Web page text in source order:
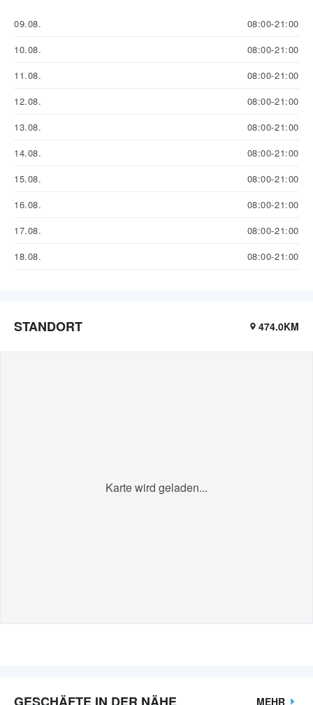
09.08.
08:00-21:00
10.08.
08:00-21:00
11.08.
08:00-21:00
12.08.
08:00-21:00
13.08.
08:00-21:00
14.08.
08:00-21:00
15.08.
08:00-21:00
16.08.
08:00-21:00
17.08.
08:00-21:00
18.08.
08:00-21:00
STANDORT 474.0KM
Karte wird geladen...
MEHR